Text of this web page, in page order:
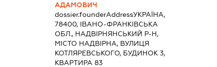
АДАМОВИЧ
dossier.founderAddressУКРАЇНА,
78400, ІВАНО-ФРАНКІВСЬКА
ОБЛ., НАДВІРНЯНСЬКИЙ Р-Н,
МІСТО НАДВІРНА, ВУЛИЦЯ
КОТЛЯРЕВСЬКОГО, БУДИНОК 3,
КВАРТИРА 83